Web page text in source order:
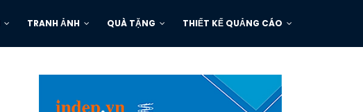
TRANH ẢNH QUÀ TẶNG THIẾT KẾ QUẢNG CÁO